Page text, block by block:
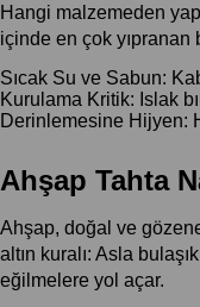
Hangi malzemeden
içinde en çok yıpranan
Sıcak Su ve Sabun:
Kurulama Kritik: Islak
Derinlemesine Hijyen:
Ahşap Tahta
Ahşap, doğal ve
altın kuralı: Asla
eğilmelere yol açar.